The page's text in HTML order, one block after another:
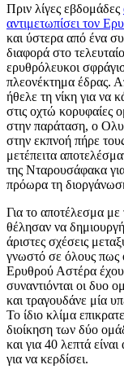
Πριν λίγες εβδομάδες
αντιμετωπίσει τον
και ύστερα από ένα
διαφορά στο
ερυθρόλευκοι
πλεονέκτημα έδρας.
ήθελε τη νίκη για να
στις οχτώ κορυφαίες
στην παράταση, ο
στην εκπνοή πήρε
μετέπειτα
της Νταρουσάφακα
πρόωρα τη
Για το αποτέλεσμα
θέλησαν να
άριστες σχέσεις
γνωστό σε όλους πως
Ερυθρού Αστέρα
συναντιόνται οι δυο
και τραγουδάνε μία
Το ίδιο κλίμα
διοίκηση των δύο
και για 40 λεπτά
για να κερδίσει.